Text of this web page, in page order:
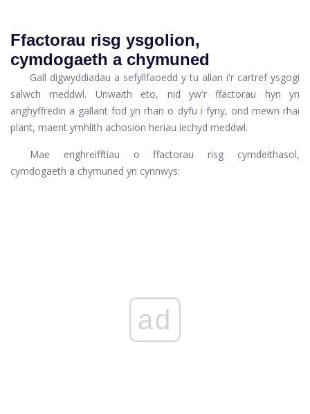
Ffactorau risg ysgolion,
cymdogaeth a chymuned
Gall digwyddiadau a sefyllfaoedd y tu allan i'r cartref ysgogi
salwch meddwl. Unwaith eto, nid yw'r ffactorau hyn yn
anghyffredin a gallant fod yn rhan o dyfu i fyny, ond mewn rhai
plant, maent ymhlith achosion heriau iechyd meddwl.
Mae enghreifftiau o ffactorau risg cymdeithasol,
cymdogaeth a chymuned yn cynnwys:
ad